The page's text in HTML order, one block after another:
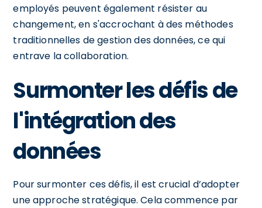
employés peuvent également résister au
changement, en s'accrochant à des méthodes
traditionnelles de gestion des données, ce qui
entrave la collaboration.
Surmonter les défis de
l'intégration des
données
Pour surmonter ces défis, il est crucial d’adopter
une approche stratégique. Cela commence par